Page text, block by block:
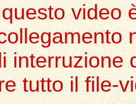
video
interruzione
tutto il file-